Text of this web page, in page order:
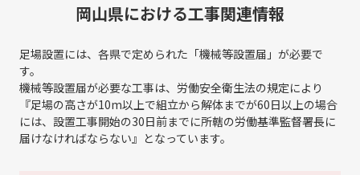
岡山県における工事関連情報
足場設置には、各県で定められた「機械等設置届」が必要で
す。
機械等設置届が必要な工事は、労働安全衛生法の規定により
『足場の高さが10m以上で組立から解体までが60日以上の場合
には、 設置工事開始の30日前までに所轄の労働基準監督署長に
届けなければならない』となっています。